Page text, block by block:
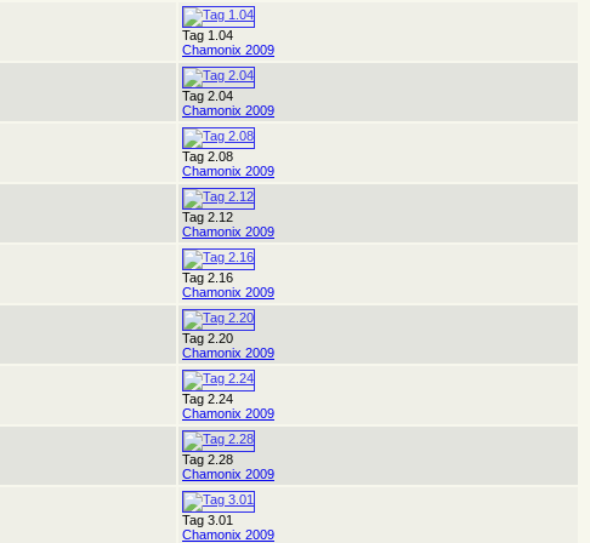
Tag 1.04
Chamonix 2009
Tag 2.04
Chamonix 2009
Tag 2.08
Chamonix 2009
Tag 2.12
Chamonix 2009
Tag 2.16
Chamonix 2009
Tag 2.20
Chamonix 2009
Tag 2.24
Chamonix 2009
Tag 2.28
Chamonix 2009
Tag 3.01
Chamonix 2009